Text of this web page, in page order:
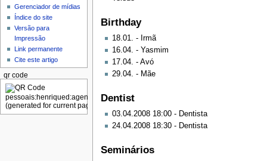
Birthday
18.01. - Irmã
16.04. - Yasmim
17.04. - Avó
29.04. - Mãe
Dentist
03.04.2008 18:00 - Dentista
24.04.2008 18:30 - Dentista
Seminários
Gerenciador de mídias
Índice do site
Versão para
Impressão
Link permanente
Cite este artigo
qr code